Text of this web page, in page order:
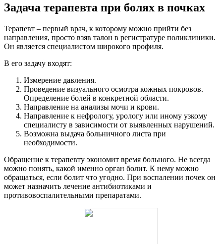
Задача терапевта при болях в почках
Терапевт – первый врач, к которому можно прийти без
направления, просто взяв талон в регистратуре поликлиники.
Он является специалистом широкого профиля.
В его задачу входят:
Измерение давления.
Проведение визуального осмотра кожных покровов.
Определение болей в конкретной области.
Направление на анализы мочи и крови.
Направление к нефрологу, урологу или иному узкому
специалисту в зависимости от выявленных нарушений.
Возможна выдача больничного листа при
необходимости.
Обращение к терапевту экономит время больного. Не всегда
можно понять, какой именно орган болит. К нему можно
обращаться, если болит что угодно. При воспалении почек он
может назначить лечение антибиотиками и
противовоспалительными препаратами.